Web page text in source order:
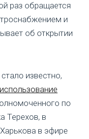
раз обращается
и
об открытии
известно,
по
Терехов, в
в эфире